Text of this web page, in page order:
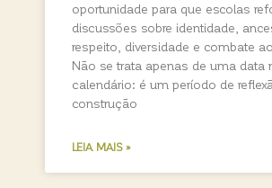
oportunidade para que escolas
discussões sobre identidade,
respeito, diversidade e combate
Não se trata apenas de uma data
calendário: é um período de
construção
LEIA MAIS »